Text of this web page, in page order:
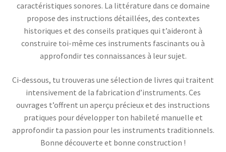
caractéristiques sonores. La littérature dans ce domaine
propose des instructions détaillées, des contextes
historiques et des conseils pratiques qui t’aideront à
construire toi-même ces instruments fascinants ou à
approfondir tes connaissances à leur sujet.
Ci-dessous, tu trouveras une sélection de livres qui traitent
intensivement de la fabrication d’instruments. Ces
ouvrages t’offrent un aperçu précieux et des instructions
pratiques pour développer ton habileté manuelle et
approfondir ta passion pour les instruments traditionnels.
Bonne découverte et bonne construction !